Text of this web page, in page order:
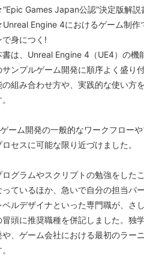
Games Japan公認”決定版解説
Engine 4におけるゲーム制作
で身につく!
書は、Unreal Engine 4（UE4）の機
サンプルゲーム開発に順序よく盛り
の組み合わせ方や、実践的な使い方
ーム開発の一般的なワークフロー
ロセスに可能な限り近づけました。
ログラムやスクリプトの勉強をした
っているほか、急いで自分の担当パ
ベルデザイナといった専門職が、さ
冒頭に推奨職種を併記しました。独
や、ゲーム会社における最初のラー